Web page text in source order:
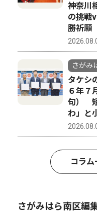
4
さがみはら南区
神奈川
の挑戦
勝祈願
さがみ
タケシ
６年７
句）
わ」と
コラム
さがみはら南区編